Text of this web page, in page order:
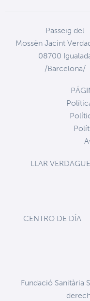
Passeig del
Mossèn Jacint
08700
/Barcelona/
LLAR
CENTRO DE DÍA
Fundació Sanitària